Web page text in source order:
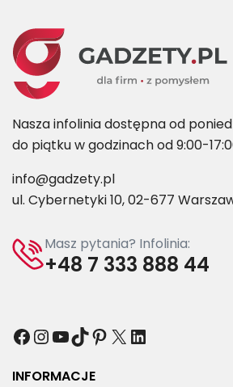
Nasza infolinia dostępna od
do piątku w godzinach od 9:00-
info@gadzety.pl
ul. Cybernetyki 10, 02-677
Masz pytania? Infolinia:
+48 7 333 888 44
Facebook
Instagram
YouTube
TikTok
Pinterest
X LinkedIn
INFORMACJE